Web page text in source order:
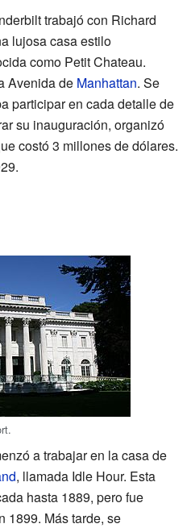
trabajó con Richard
lujosa casa estilo
como Petit Chateau.
Avenida de Manhattan. Se
participar en cada detalle de
su inauguración, organizó
costó 3 millones de dólares.
a trabajar en la casa de
, llamada Idle Hour. Esta
hasta 1889, pero fue
1899. Más tarde, se